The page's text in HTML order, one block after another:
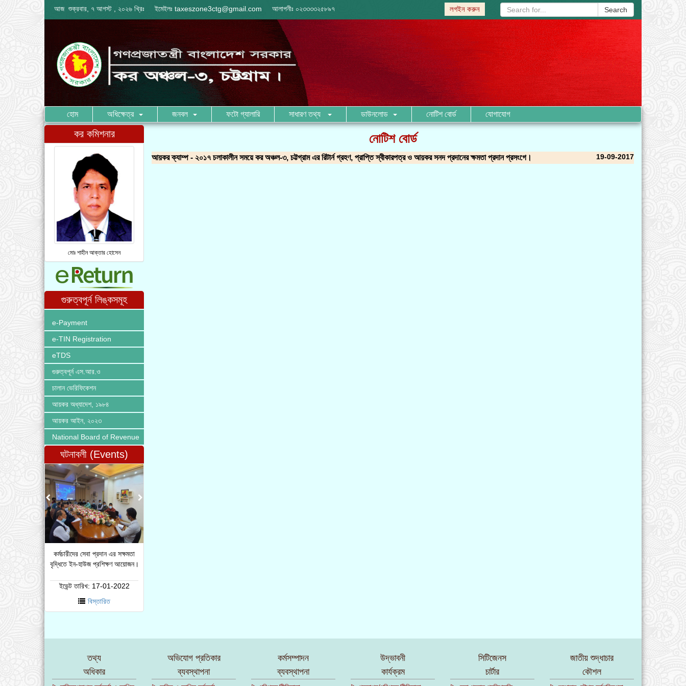
আজ শুক্রবার, ৭ আগস্ট , ২০২৬ খ্রিঃ ইমেইলঃ taxeszone3ctg@gmail.com আলাপনীঃ ০২৩৩৩৩২৫৮৯৭ লগইন করুন Search
হোম অধিক্ষেত্র জনবল ফটো গ্যালারি সাধারণ তথ্য ডাউনলোড নোটিশ বোর্ড যোগাযোগ
কর কমিশনার
মোঃ শাহীন আক্তার হোসেন
গুরুত্বপূর্ন লিঙ্কসমূহ
e-Payment
e-TIN Registration
eTDS
গুরুত্বপূর্ন এস.আর.ও
চালান ভেরিফিকেশন
আয়কর অধ্যাদেশ, ১৯৮৪
আয়কর আইন, ২০২৩
National Board of Revenue
ঘটনাবলী (Events)
কর্মচারীদের সেবা প্রদান এর সক্ষমতা
বৃদ্ধিতে ইন-হাউজ প্রশিক্ষণ আয়োজন।
ইভেন্ট তারিখ: 17-01-2022
বিস্তারিত
নোটিশ বোর্ড
আয়কর ক্যাম্প - ২০১৭ চলাকালীন সময়ে কর অঞ্চল-৩, চট্টগ্রাম এর রিটার্ন গ্রহণ, প্রাপ্তি স্বীকারপত্র ও আয়কর সনদ প্রদানের ক্ষমতা প্রদান প্রসংগে। 19-09-2017
তথ্য
অধিকার
অভিযোগ প্রতিকার
ব্যবস্থাপনা
কর্মসম্পাদন
ব্যবস্থাপনা
উদ্ভাবনী
কার্যক্রম
সিটিজেনস
চার্টার
জাতীয় শুদ্ধাচার
কৌশল